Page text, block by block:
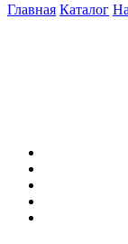
Главная Каталог